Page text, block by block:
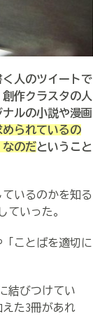
く人のツイートで
作クラスタの人
ルの小説や漫画
められているの
のだということ
いるのかを知る
ていった。
ことばを適切に
結びつけてい
た3冊があれ